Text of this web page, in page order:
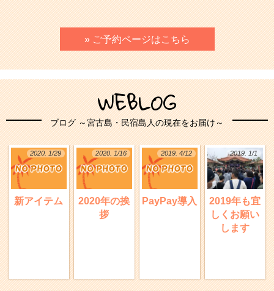
» ご予約ページはこちら
WEBLOG
ブログ ～宮古島・民宿島人の現在をお届け～
2020. 1/29
新アイテム
2020. 1/16
2020年の挨
拶
2019. 4/12
PayPay導入
2019. 1/1
2019年も宜
しくお願い
します